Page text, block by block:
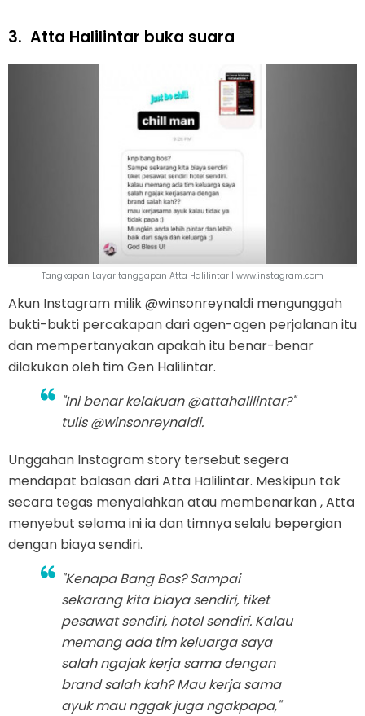
3. Atta Halilintar buka suara
Tangkapan Layar tanggapan Atta Halilintar | www.instagram.com
Akun Instagram milik @winsonreynaldi mengunggah
bukti-bukti percakapan dari agen-agen perjalanan itu
dan mempertanyakan apakah itu benar-benar
dilakukan oleh tim Gen Halilintar.
"Ini benar kelakuan @attahalilintar?"
tulis @winsonreynaldi.
Unggahan Instagram story tersebut segera
mendapat balasan dari Atta Halilintar. Meskipun tak
secara tegas menyalahkan atau membenarkan , Atta
menyebut selama ini ia dan timnya selalu bepergian
dengan biaya sendiri.
"Kenapa Bang Bos? Sampai
sekarang kita biaya sendiri, tiket
pesawat sendiri, hotel sendiri. Kalau
memang ada tim keluarga saya
salah ngajak kerja sama dengan
brandsalah kah? Mau kerja sama
ayuk mau nggak juga ngakpapa,"